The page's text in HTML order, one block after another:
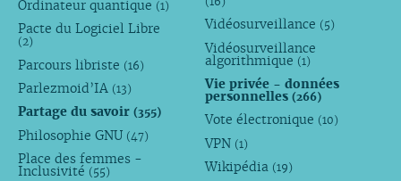
Ordinateur quantique (1)
Pacte du Logiciel Libre
(2)
Parcours libriste (16)
Parlezmoid’IA (13)
Partage du savoir (355)
Philosophie GNU (47)
Place des femmes -
Inclusivité (55)
Vidéosurveillance (5)
Vidéosurveillance
algorithmique (1)
Vie privée - données
personnelles(266)
Vote électronique (10)
VPN (1)
Wikipédia (19)